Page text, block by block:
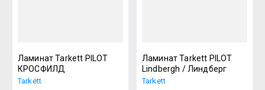
Ламинат Tarkett PILOT
КРОСФИЛД
Tarkett
Ламинат Tarkett PILOT
Lindbergh / Линдберг
Tarkett